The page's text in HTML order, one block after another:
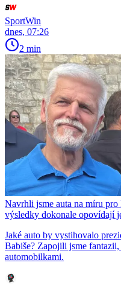
SportWin
dnes, 07:26
2 min
Navrhli jsme auta na míru pro
výsledky dokonale opovídají
Jaké auto by vystihovalo
Babiše? Zapojili jsme
automobilkami.